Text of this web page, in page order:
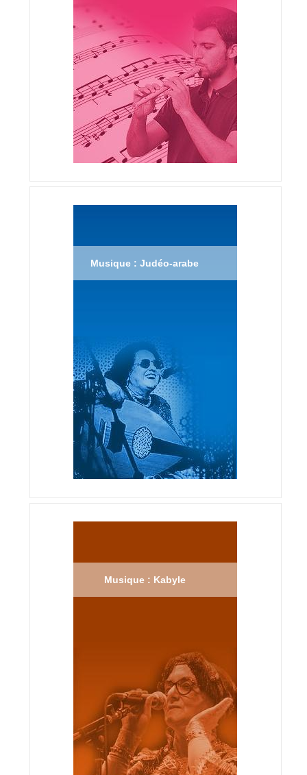
Musique : Judéo-arabe
Musique : Kabyle